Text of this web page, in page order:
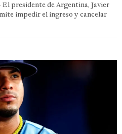
presidente de Argentina, Javier
impedir el ingreso y cancelar